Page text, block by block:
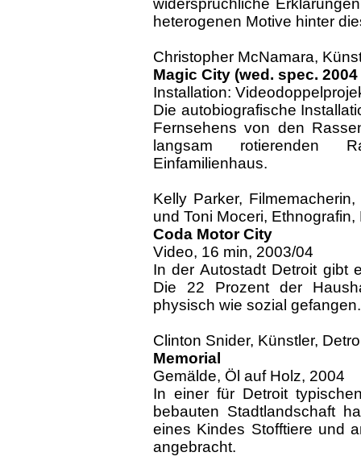
widersprüchliche
heterogenen Motive hinter
Christopher McNamara,
Magic City (wed. spec.
Installation:
Die autobiografische
Fernsehens von den
langsam rotierenden
Einfamilienhaus.
Kelly Parker,
und Toni Moceri, Ethnografin,
Coda Motor City
Video, 16 min, 2003/04
In der Autostadt Detroit gibt
Die 22 Prozent der
physisch wie sozial gefangen.
Clinton Snider, Künstler,
Memorial
Gemälde, Öl auf Holz, 2004
In einer für Detroit
bebauten Stadtlandschaft
eines Kindes Stofftiere und
angebracht.